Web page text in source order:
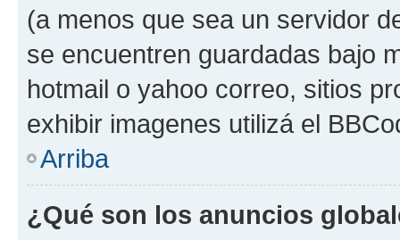
(a menos que sea un servidor
se encuentren guardadas bajo
hotmail o yahoo correo, sitios
exhibir imagenes utilizá el
Arriba
¿Qué son los anuncios